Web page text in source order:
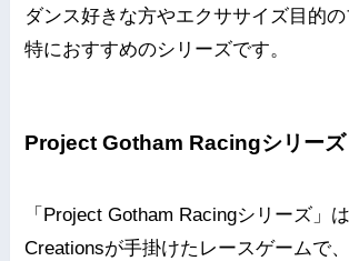
ダンス好きな方やエクササイズ目的
特におすすめのシリーズです。
Project Gotham Racingシリーズ
「Project Gotham Racingシリーズ」
Creationsが手掛けたレースゲームで